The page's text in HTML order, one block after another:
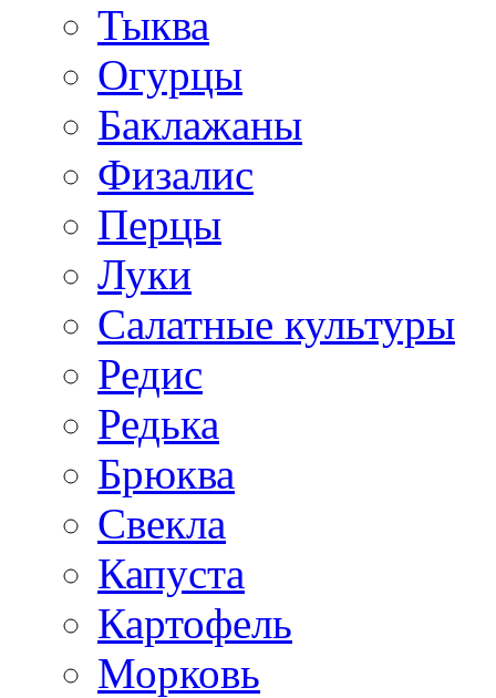
Тыква
Огурцы
Баклажаны
Физалис
Перцы
Луки
Салатные культуры
Редис
Редька
Брюква
Свекла
Капуста
Картофель
Морковь